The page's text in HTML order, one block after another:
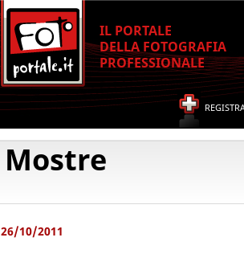
IL PORTALE
DELLA FOTOGRAFIA
PROFESSIONALE
Mostre
26/10/2011